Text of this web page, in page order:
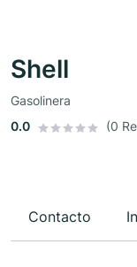
Shell
Gasolinera
0.0
(0
Contacto